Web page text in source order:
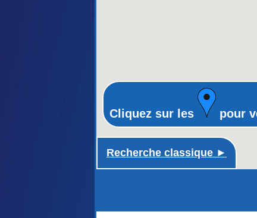
Recherche classique ►
Cliquez sur les pour